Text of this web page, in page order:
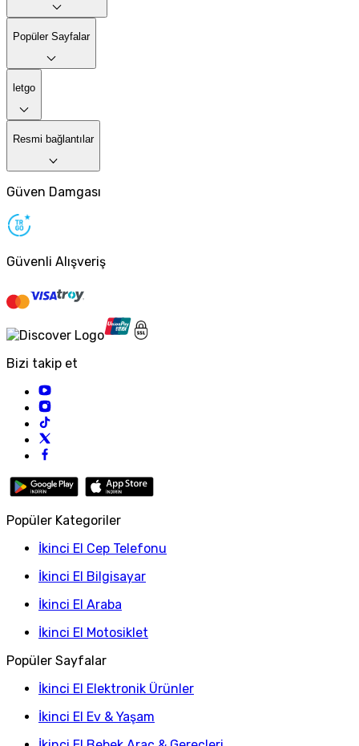
Popüler Sayfalar
letgo
Resmi bağlantılar
Güven Damgası
Güvenli Alışveriş
Bizi takip et
Popüler Kategoriler
İkinci El Cep Telefonu
İkinci El Bilgisayar
İkinci El Araba
İkinci El Motosiklet
Popüler Sayfalar
İkinci El Elektronik Ürünler
İkinci El Ev & Yaşam